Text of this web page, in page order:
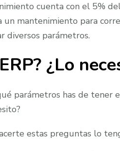
cuenta con el 5%
un mantenimiento para
diversos parámetros.
¿Lo
parámetros has de tener
estas preguntas lo